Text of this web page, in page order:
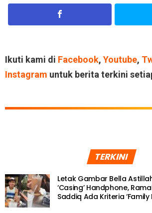
Ikuti kami di Facebook, Youtube,
Instagram untuk berita terkini
TERKINI
Letak Gambar Bella
‘Casing’ Handphone,
Saddiq Ada Kriteria ‘Family